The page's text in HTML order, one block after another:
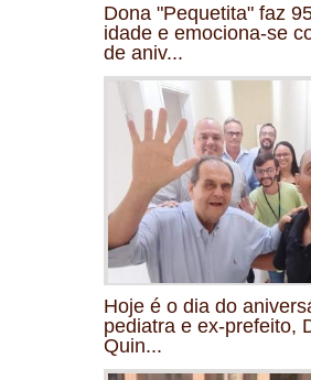
Dona "Pequetita" faz
idade e emociona-se
de aniv...
Hoje é o dia do
pediatra e ex-prefeito,
Quin...